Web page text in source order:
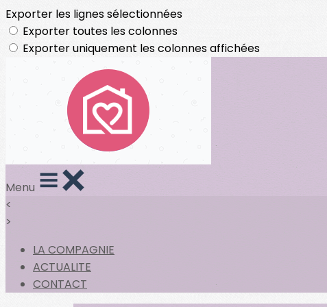
Exporter les lignes sélectionnées
Exporter toutes les colonnes
Exporter uniquement les colonnes affichées
Menu
<
>
LA COMPAGNIE
ACTUALITE
CONTACT